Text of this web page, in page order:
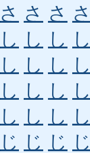
さ さ さ
し し し
し し し
し し し
し し し
じ じ じ